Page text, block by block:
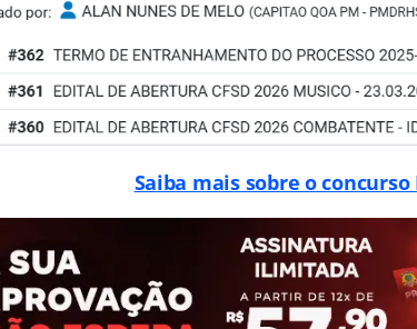
Saiba mais sobre o concurso